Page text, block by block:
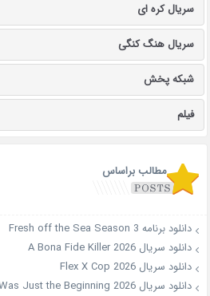
سریال کره ای
سریال هنگ کنگی
شبکه پخش
فیلم
مطالب براساس
دانلود برنامه Fresh off the Sea Season 3
دانلود سریال A Bona Fide Killer 2026
دانلود سریال Flex X Cop 2026
دانلود سریال The Affair Was Just the Beginning 2026